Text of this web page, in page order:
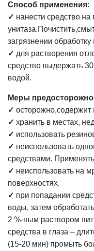
Способ применения:
✓ нанести средство на
загрязнении обработку
✓ для растворения
средство выдержать
водой.
Меры
✓ осторожно,содержит
✓ хранить в местах,
✓ использовать
✓ неиспользовать
средствами. Применять
✓ неиспользовать на
поверхностях.
✓ при попадании
воды, затем обработать
2 %-ным раствором
средства в глаза –
(15-20 мин) промыть